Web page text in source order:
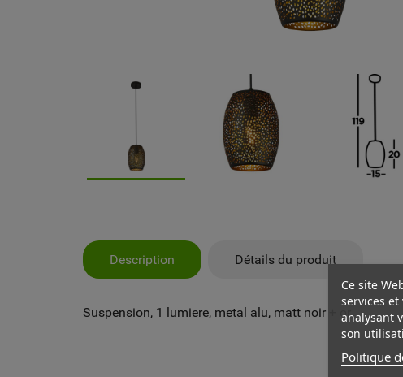
Description Détails du produit
Suspension, 1 lumiere, metal alu, matt noir + or
Ce site
services
analysant
son
Politique